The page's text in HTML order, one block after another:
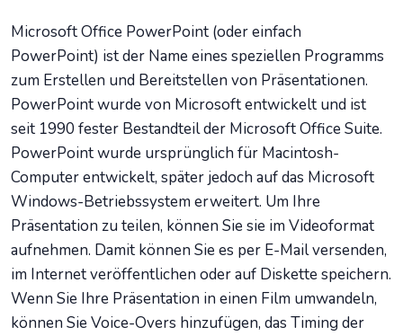
Microsoft Office PowerPoint (oder einfach
PowerPoint) ist der Name eines speziellen Programms
zum Erstellen und Bereitstellen von Präsentationen.
PowerPoint wurde von Microsoft entwickelt und ist
seit 1990 fester Bestandteil der Microsoft Office Suite.
PowerPoint wurde ursprünglich für Macintosh-
Computer entwickelt, später jedoch auf das Microsoft
Windows-Betriebssystem erweitert. Um Ihre
Präsentation zu teilen, können Sie sie im Videoformat
aufnehmen. Damit können Sie es per E-Mail versenden,
im Internet veröffentlichen oder auf Diskette speichern.
Wenn Sie Ihre Präsentation in einen Film umwandeln,
können Sie Voice-Overs hinzufügen, das Timing der